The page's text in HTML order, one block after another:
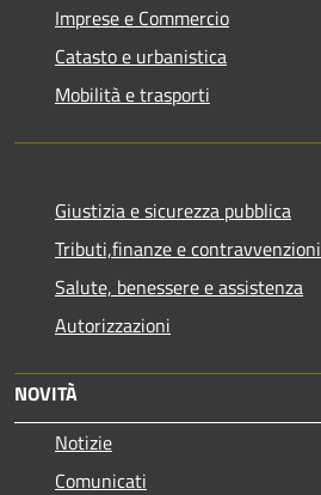
Imprese e Commercio
Catasto e urbanistica
Mobilità e trasporti
Giustizia e sicurezza pubblica
Tributi,finanze e contravvenzioni
Salute, benessere e assistenza
Autorizzazioni
NOVITÀ
Notizie
Comunicati